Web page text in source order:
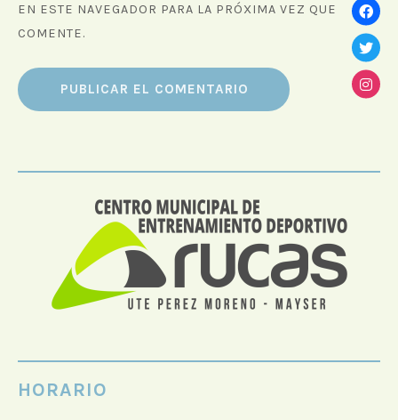
EN ESTE NAVEGADOR PARA LA PRÓXIMA VEZ QUE
COMENTE.
HORARIO